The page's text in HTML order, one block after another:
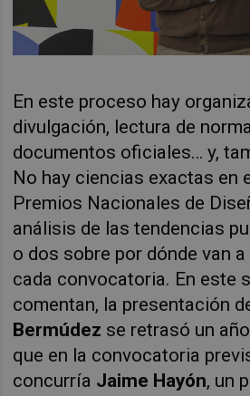
En este proceso hay
divulgación, lectura de
documentos oficiales… y,
No hay ciencias exactas en
Premios Nacionales de
análisis de las tendencias
o dos sobre por dónde van
cada convocatoria. En este
comentan, la presentación
Bermúdez se retrasó un
que en la convocatoria
concurría Jaime Hayón, un